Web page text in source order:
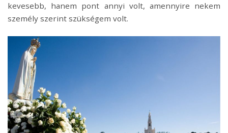
kevesebb, hanem pont annyi volt, amennyire nekem
személy szerint szükségem volt.